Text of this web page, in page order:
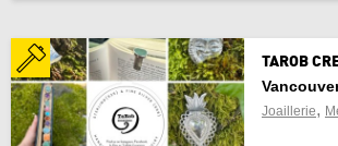
TROUVER DES MÉTIERS
PROXIMITÉ
TAROB
Joaillerie,